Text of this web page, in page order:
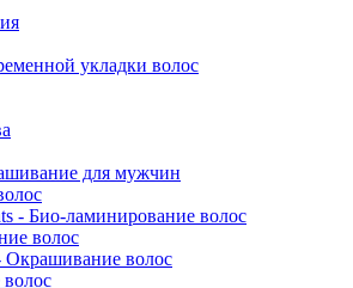
укладки волос
для мужчин
- Био-ламинирование волос
волос
Окрашивание волос